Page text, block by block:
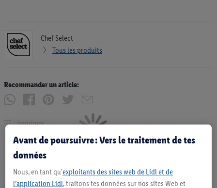
Chef Select
Tous les produits
Recommander un article:
Imprimer
Avant de poursuivre : Vers le traitement de tes
données
Nous, en tant qu'exploitants des sites web de Lidl et de
l’application Lidl, traitons tes données sur nos sites Web et